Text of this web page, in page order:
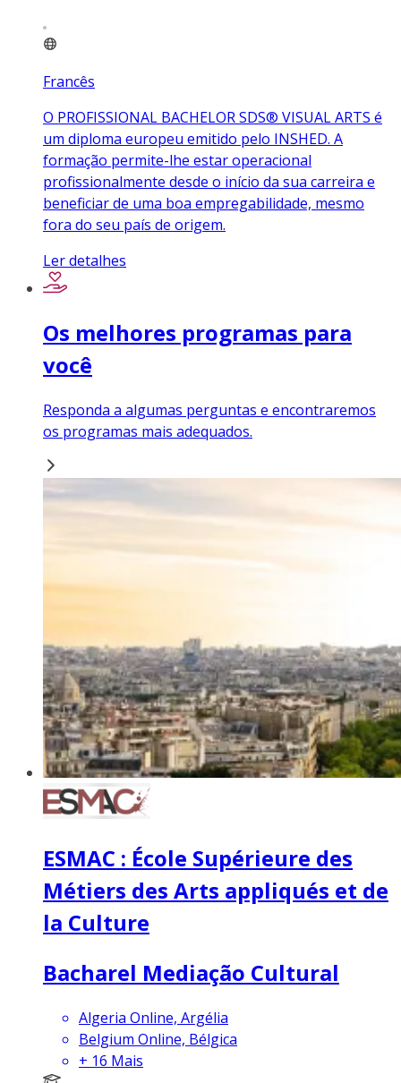
Francês
O PROFISSIONAL BACHELOR SDS® VISUAL ARTS é
um diploma europeu emitido pelo INSHED. A
formação permite-lhe estar operacional
profissionalmente desde o início da sua carreira e
beneficiar de uma boa empregabilidade, mesmo
fora do seu país de origem.
Ler detalhes
Os melhores programas para
você
Responda a algumas perguntas e encontraremos
os programas mais adequados.
ESMAC : École Supérieure des
Métiers des Arts appliqués et de
la Culture
Bacharel Mediação Cultural
Algeria Online, Argélia
Belgium Online, Bélgica
+ 16 Mais